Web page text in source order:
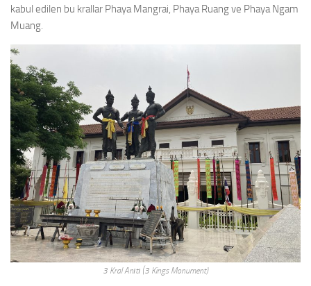
kabul edilen bu krallar Phaya Mangrai, Phaya Ruang ve Phaya Ngam
Muang.
3 Kral Anıtı (3 Kings Monument)